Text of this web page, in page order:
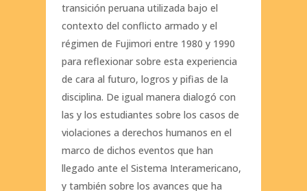
transición peruana utilizada bajo el
contexto del conflicto armado y el
régimen de Fujimori entre 1980 y 1990
para reflexionar sobre esta experiencia
de cara al futuro, logros y pifias de la
disciplina. De igual manera dialogó con
las y los estudiantes sobre los casos de
violaciones a derechos humanos en el
marco de dichos eventos que han
llegado ante el Sistema Interamericano,
y también sobre los avances que ha